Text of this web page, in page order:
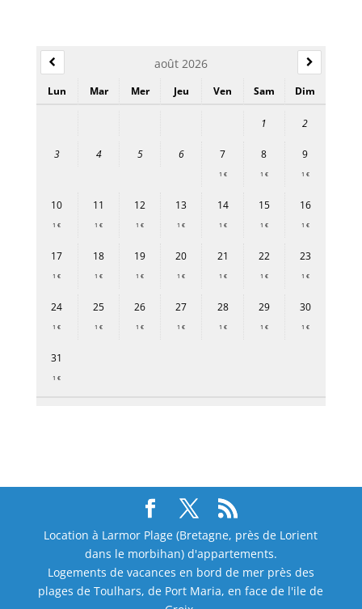
août 2026
Lun Mar Mer Jeu Ven Sam Dim
1 2
3 4 5 6 7
1 €
8
1 €
9
1 €
10
1 €
11
1 €
12
1 €
13
1 €
14
1 €
15
1 €
16
1 €
17
1 €
18
1 €
19
1 €
20
1 €
21
1 €
22
1 €
23
1 €
24
1 €
25
1 €
26
1 €
27
1 €
28
1 €
29
1 €
30
1 €
31
1 €
Location à Larmor Plage (Bretagne, près de Lorient
dans le morbihan) d'appartements.
Logements de vacances en bord de mer près des
plages de Toulhars, de Port Maria, en face de l'ile de